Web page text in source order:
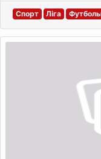
Спорт Ліга